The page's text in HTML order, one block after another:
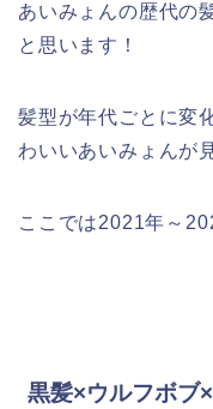
あいみょんの歴代の
と思います！
髪型が年代ごとに変
わいいあいみょんが
ここでは2021年～
黒髪×ウルフボブ